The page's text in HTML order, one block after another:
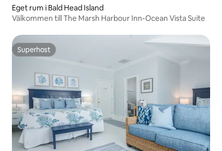
Eget rum i Bald Head Island
Välkommen till The Marsh Harbour Inn-Ocean Vista Suite
Superhost
Superhost